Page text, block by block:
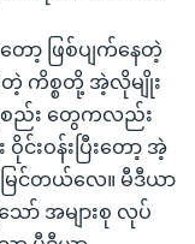
ာ့ ဖြစ်ပျက်နေတဲ့
တဲ့ ကိစ္စတို့ အဲ့လိုမျိုး
ည်း တွေကလည်း
ဝန်းပြီးတော့ အဲ့
ြင်တယ်လေ။ မီဒီယာ
အများစု လုပ်